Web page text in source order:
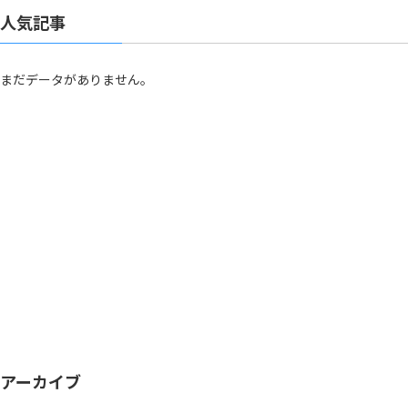
人気記事
まだデータがありません。
アーカイブ